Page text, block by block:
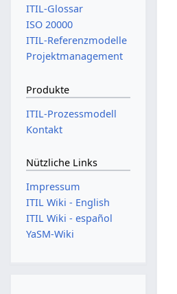
ITIL-Glossar
ISO 20000
ITIL-Referenzmodelle
Projektmanagement
Produkte
ITIL-Prozessmodell
Kontakt
Nützliche Links
Impressum
ITIL Wiki - English
ITIL Wiki - español
YaSM-Wiki